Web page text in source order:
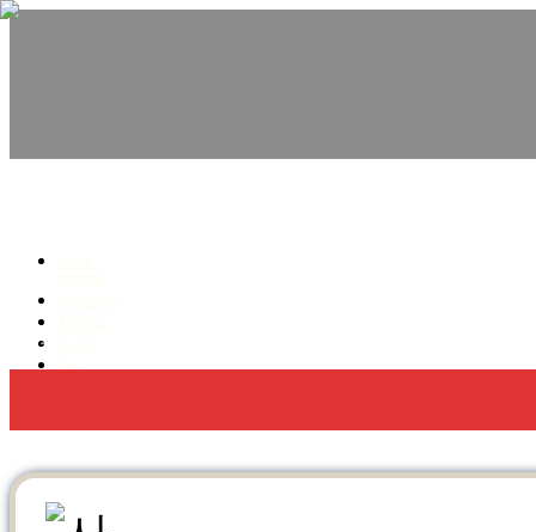
회사소개